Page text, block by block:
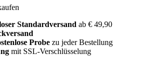
Standardversand ab € 49,90
Probe zu jeder Bestellung
mit SSL-Verschlüsselung